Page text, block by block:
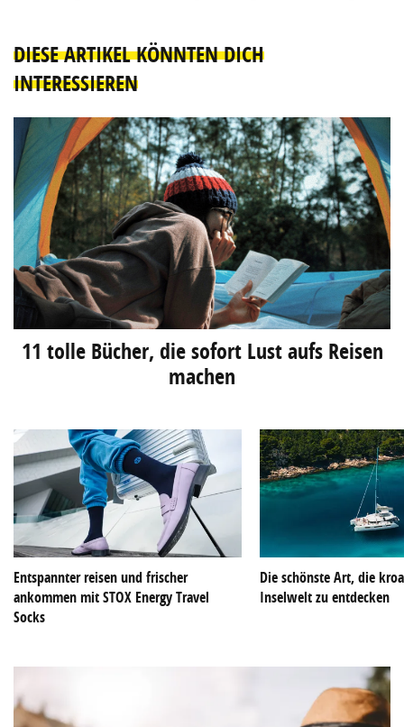
DIESE ARTIKEL KÖNNTEN DICH
INTERESSIEREN
11 tolle Bücher, die sofort Lust aufs Reisen
machen
Entspannter reisen und frischer
ankommen mit STOX Energy Travel
Socks
Die schönste Art, die
Inselwelt zu entdecken